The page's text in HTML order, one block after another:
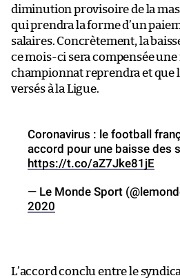
diminution provisoire de la
qui prendra la forme d’un
salaires. Concrètement, la
ce mois-ci sera compensée une
championnat reprendra et que
versés à la Ligue.
Coronavirus : le football
accord pour une baisse des
https://t.co/aZ7Jke81jE
— Le Monde Sport
2020
L’accord conclu entre le